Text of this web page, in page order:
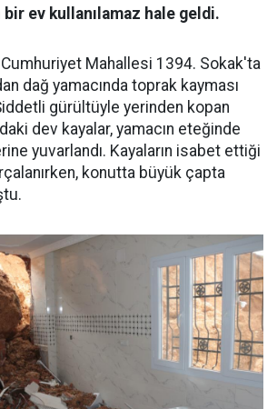
bir ev kullanılamaz hale geldi.
Mahallesi 1394. Sokak'ta
dağ yamacında toprak kayması
gürültüyle yerinden kopan
dev kayalar, yamacın eteğinde
yuvarlandı. Kayaların isabet ettiği
konutta büyük çapta